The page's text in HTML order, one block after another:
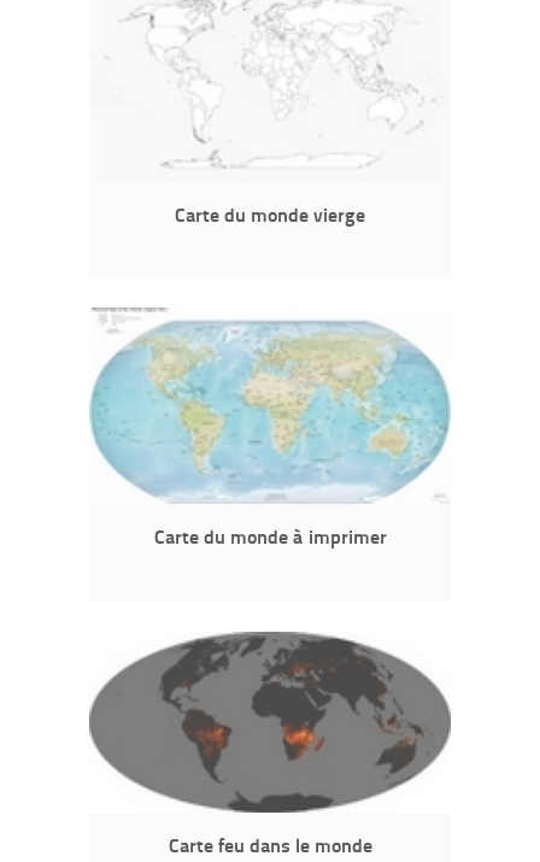
Carte du monde vierge
Carte du monde à imprimer
Carte feu dans le monde